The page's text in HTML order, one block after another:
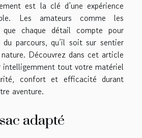
est la clé d’une expérience
Les amateurs comme les
que chaque détail compte pour
parcours, qu’il soit sur sentier
Découvrez dans cet article
tout votre matériel
confort et efficacité durant
aventure.
adapté